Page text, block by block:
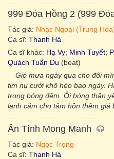
999 Đóa Hồng 2 (999
Tác giả: Nhạc Ngoại (Trung
Ca sĩ: Thanh Hà
Ca sĩ khác: Hạ Vy; Minh Tuyết;
Quách Tuấn Du (beat)
Gió mưa ngày qua cho đôi
tim nụ cười khô héo bao ngày.
trong bóng đêm. Ôi bóng thân
lạnh căm cho tâm hồn thêm giá
Ân Tình Mong Manh
Tác giả: Ngọc Trọng
Ca sĩ: Thanh Hà